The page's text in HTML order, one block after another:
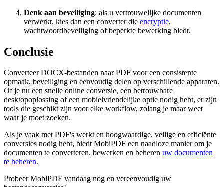
Denk aan beveiliging: als u vertrouwelijke documenten
verwerkt, kies dan een converter die encryptie,
wachtwoordbeveiliging of beperkte bewerking biedt.
Conclusie
Converteer DOCX-bestanden naar PDF voor een consistente
opmaak, beveiliging en eenvoudig delen op verschillende apparaten.
Of je nu een snelle online conversie, een betrouwbare
desktopoplossing of een mobielvriendelijke optie nodig hebt, er zijn
tools die geschikt zijn voor elke workflow, zolang je maar weet
waar je moet zoeken.
Als je vaak met PDF's werkt en hoogwaardige, veilige en efficiënte
conversies nodig hebt, biedt MobiPDF een naadloze manier om je
documenten te converteren, bewerken en beheren uw documenten
te beheren.
Probeer MobiPDF vandaag nog en vereenvoudig uw